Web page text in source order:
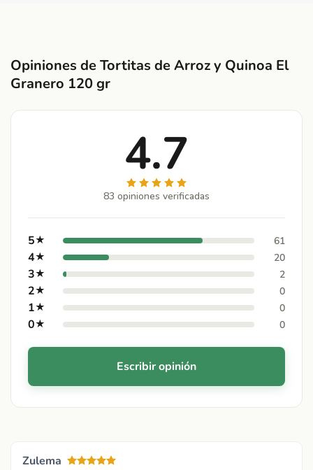
Opiniones de Tortitas de Arroz y Quinoa El
Granero 120 gr
4.7
83 opiniones verificadas
5★ 61
4★ 20
3★ 2
2★ 0
1★ 0
0★ 0
Escribir opinión
Zulema